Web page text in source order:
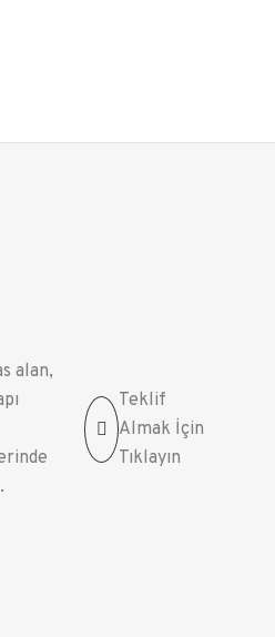
alan,
Teklif
Almak İçin
Tıklayın